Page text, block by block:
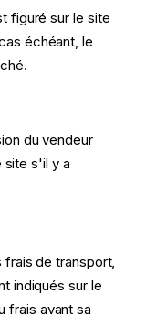
figuré sur le site
échéant, le
du vendeur
site s'il y a
de transport,
indiqués sur le
frais avant sa